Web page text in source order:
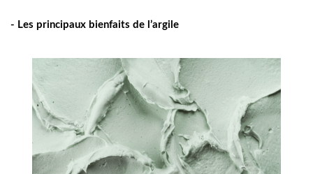
- Les principaux bienfaits de l’argile